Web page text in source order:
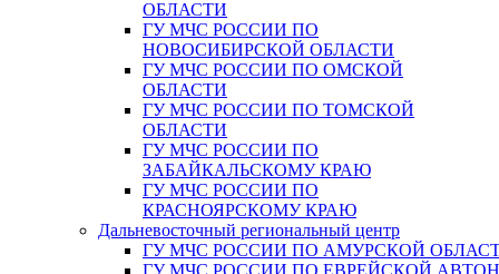
ОБЛАСТИ
ГУ МЧС РОССИИ ПО
НОВОСИБИРСКОЙ ОБЛАСТИ
ГУ МЧС РОССИИ ПО ОМСКОЙ
ОБЛАСТИ
ГУ МЧС РОССИИ ПО ТОМСКОЙ
ОБЛАСТИ
ГУ МЧС РОССИИ ПО
ЗАБАЙКАЛЬСКОМУ КРАЮ
ГУ МЧС РОССИИ ПО
КРАСНОЯРСКОМУ КРАЮ
Дальневосточный региональный центр
ГУ МЧС РОССИИ ПО АМУРСКОЙ
ГУ МЧС РОССИИ ПО ЕВРЕЙСКОЙ